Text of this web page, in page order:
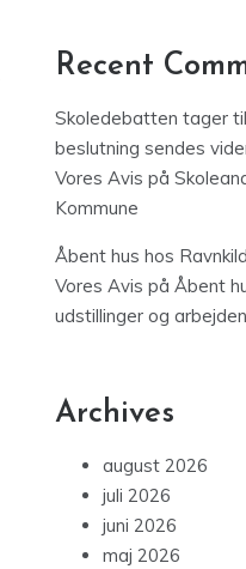
Recent
Skoledebatten tager
beslutning sendes
Vores Avis på
Kommune
Åbent hus hos
Vores Avis på Åbent
udstillinger og
Archives
august 2026
juli 2026
juni 2026
maj 2026